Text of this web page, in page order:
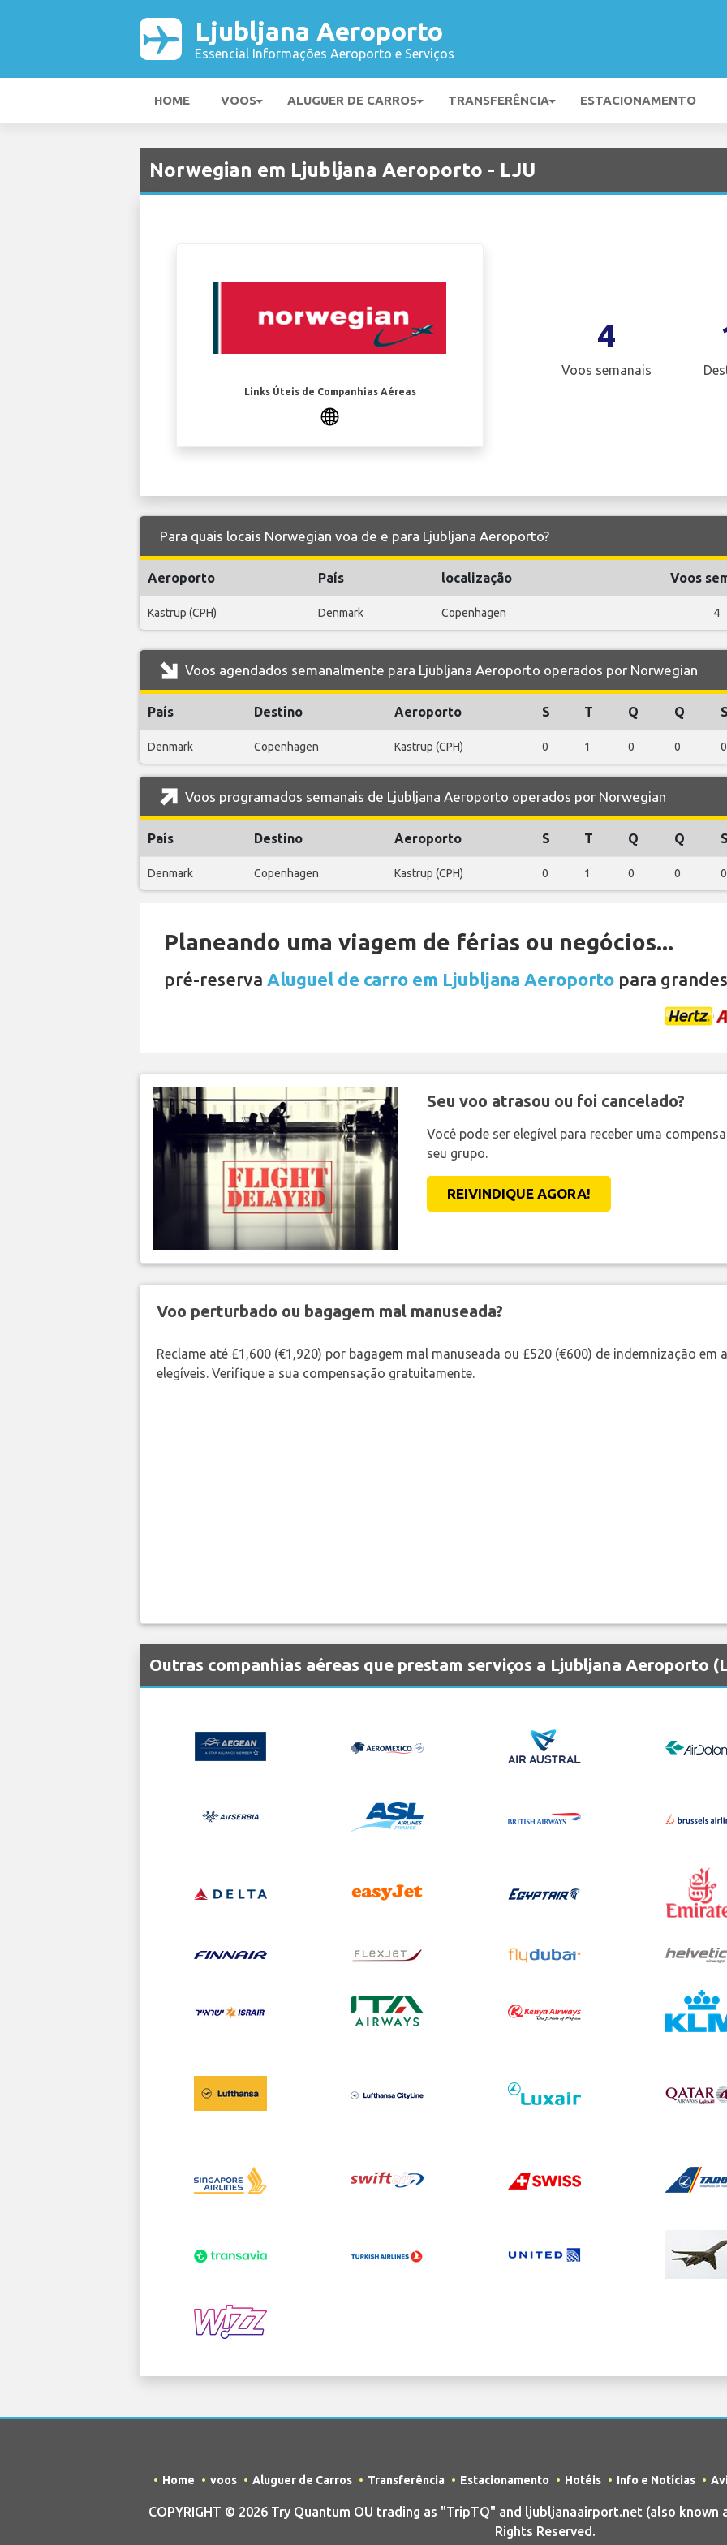
Ljubljana Aeroporto
Essencial Informações Aeroporto e Serviços
HOME VOOS ALUGUER DE CARROS TRANSFERÊNCIA ESTACIONAMENTO
Norwegian em Ljubljana Aeroporto - LJU
Links Úteis de Companhias Aéreas
4
Voos semanais
Para quais locais Norwegian voa de e para Ljubljana Aeroporto?
Aeroporto País localização Voos
Kastrup (CPH) Denmark Copenhagen 4
Voos agendados semanalmente para Ljubljana Aeroporto operados por Norwegian
País Destino Aeroporto S T Q Q
Denmark Copenhagen Kastrup (CPH) 0 1 0 0 0
Voos programados semanais de Ljubljana Aeroporto operados por Norwegian
País Destino Aeroporto S T Q Q
Denmark Copenhagen Kastrup (CPH) 0 1 0 0 0
Planeando uma viagem de férias ou negócios...
pré-reserva Aluguel de carro em Ljubljana Aeroporto para
Seu voo atrasou ou foi cancelado?
Você pode ser elegível para receber uma
seu grupo.
REIVINDIQUE AGORA!
Voo perturbado ou bagagem mal manuseada?
Reclame até £1,600 (€1,920) por bagagem mal manuseada ou £520 (€600) de indemnização
elegíveis. Verifique a sua compensação gratuitamente.
Outras companhias aéreas que prestam serviços a Ljubljana Aeroporto
Home voos Aluguer de Carros Transferência Estacionamento Hotéis Info e Notícias
COPYRIGHT © 2026 Try Quantum OU trading as "TripTQ" and ljubljanaairport.net (also
Rights Reserved.